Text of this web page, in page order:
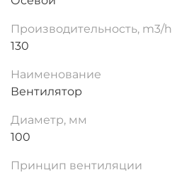
Производительность, m3/h
130
Наименование
Вентилятор
Диаметр, мм
100
Принцип вентиляции